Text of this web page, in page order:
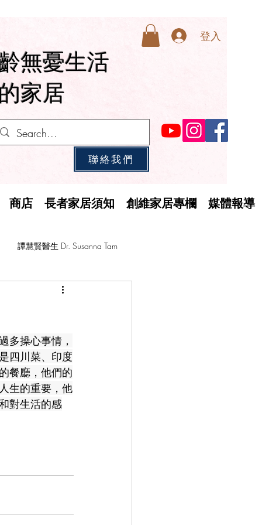
無憂生活
家居
登入
聯絡我們
商店 長者家居須知 創維家居專欄 媒體報導
譚慧賢醫生 Dr. Susanna Tam
多操心事情，
四川菜、印度
餐廳，他們的
生的重要，他
對生活的感